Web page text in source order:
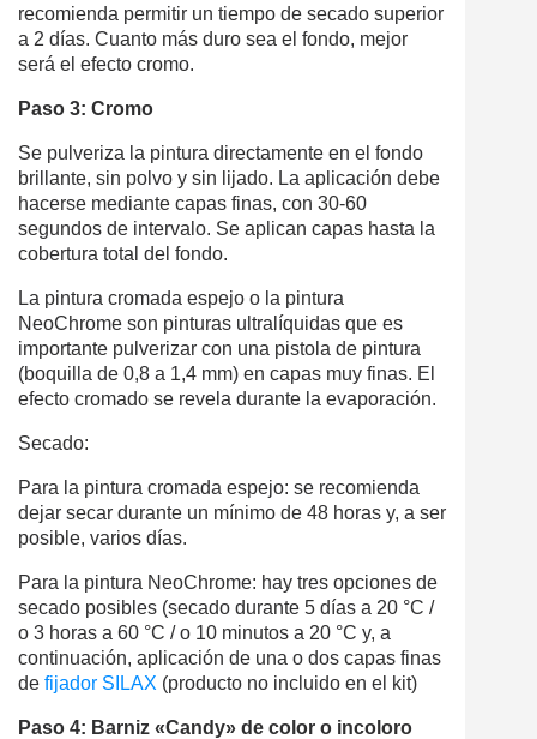
recomienda permitir un tiempo de secado superior
a 2 días. Cuanto más duro sea el fondo, mejor
será el efecto cromo.
Paso 3: Cromo
Se pulveriza la pintura directamente en el fondo
brillante, sin polvo y sin lijado. La aplicación debe
hacerse mediante capas finas, con 30-60
segundos de intervalo. Se aplican capas hasta la
cobertura total del fondo.
La pintura cromada espejo o la pintura
NeoChrome son pinturas ultralíquidas que es
importante pulverizar con una pistola de pintura
(boquilla de 0,8 a 1,4 mm) en capas muy finas. El
efecto cromado se revela durante la evaporación.
Secado:
Para la pintura cromada espejo: se recomienda
dejar secar durante un mínimo de 48 horas y, a ser
posible, varios días.
Para la pintura NeoChrome: hay tres opciones de
secado posibles (secado durante 5 días a 20 °C /
o 3 horas a 60 °C / o 10 minutos a 20 °C y, a
continuación, aplicación de una o dos capas finas
de fijador SILAX (producto no incluido en el kit)
Paso 4: Barniz «Candy» de color o incoloro